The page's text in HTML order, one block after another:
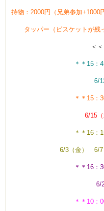
持物：2000円（兄弟参加
タッパー（ビスケットが
＜
＊＊15：
6/
＊＊15：
6/15
＊＊16：
6/3（金） 6/7
＊＊16：
6/
＊＊10：